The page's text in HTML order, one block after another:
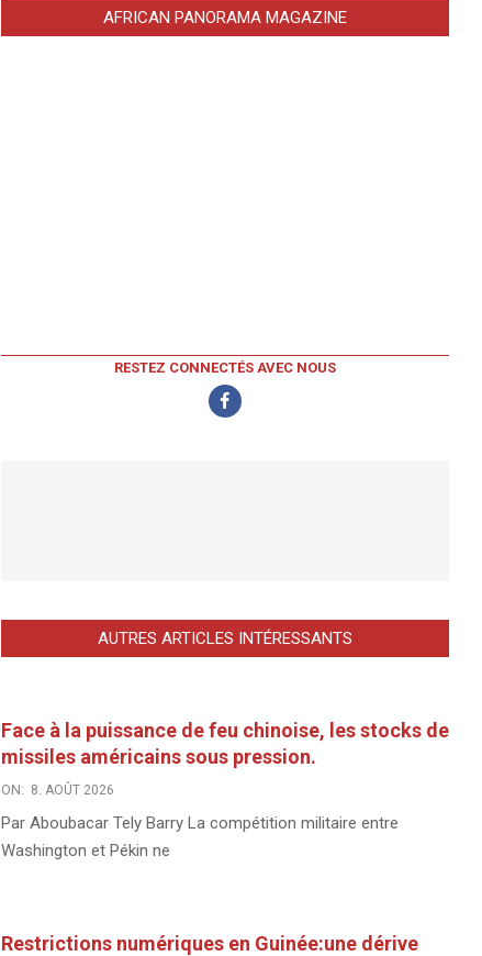
AFRICAN PANORAMA MAGAZINE
RESTEZ CONNECTÉS AVEC NOUS
AUTRES ARTICLES INTÉRESSANTS
Face à la puissance de feu chinoise, les stocks de
missiles américains sous pression.
ON: 8. AOÛT 2026
Par Aboubacar Tely Barry La compétition militaire entre
Washington et Pékin ne
Restrictions numériques en Guinée:une dérive